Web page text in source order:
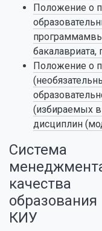
Положение о
Положение о
(избираемых
дисциплин
Система
качества
образования
КИУ